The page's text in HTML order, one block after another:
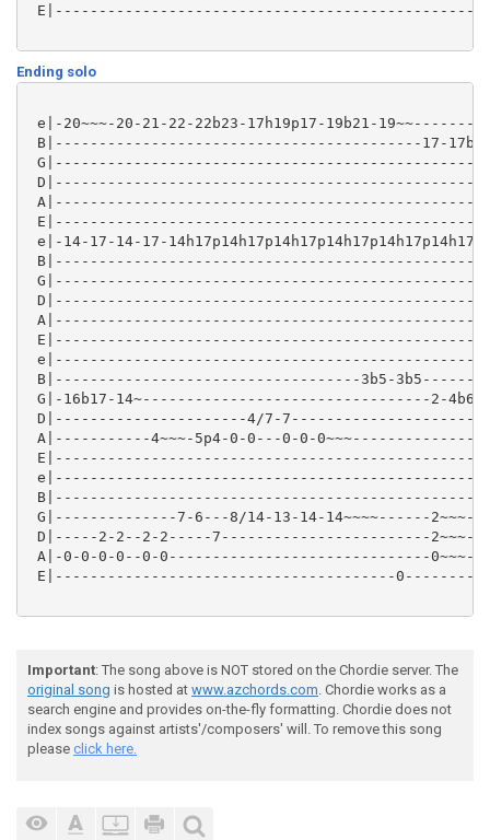
Ending solo
e|-20~~~-20-21-22-22b23-17h19p17-19b21-
B|------------------------------------------17-
e|-14-17-14-17-
B|-----------------------------------3b5-
G|-16b17-14~---------------------------------2-
D|----------------------4/7-
A|-----------4~~~-5p4-0-0---0-0-
G|--------------7-6---8/14-13-14-14~~~~------
D|-----2-2--2-2-----7------------------------
A|-0-0-0-0--0-0------------------------------
E|---------------------------------------
Important: The song above is NOT stored on the Chordie server. The
original song is hosted at www.azchords.com. Chordie works as a
search engine and provides on-the-fly formatting. Chordie does not
index songs against artists'/composers' will. To remove this song
please click here.